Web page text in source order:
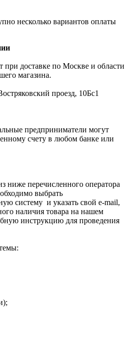
несколько вариантов оплаты
при доставке по Москве и области
магазина.
проезд, 10Бс1
предприниматели могут
счету в любом банке или
ниже перечисленного оператора
выбрать
систему и указать свой e-mail,
наличия товара на нашем
инструкцию для проведения